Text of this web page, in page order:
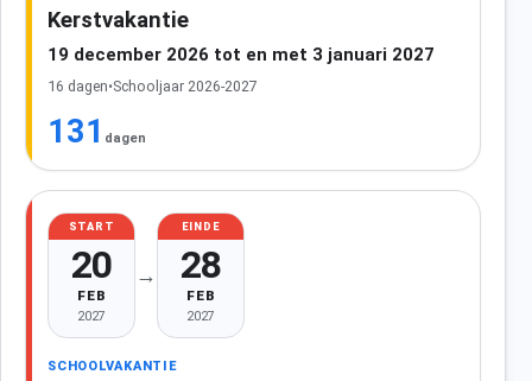
Kerstvakantie
19 december 2026 tot en met 3 januari 2027
16 dagen•Schooljaar 2026-2027
131 dagen
START
20
FEB
2027
→
EINDE
28
FEB
2027
SCHOOLVAKANTIE